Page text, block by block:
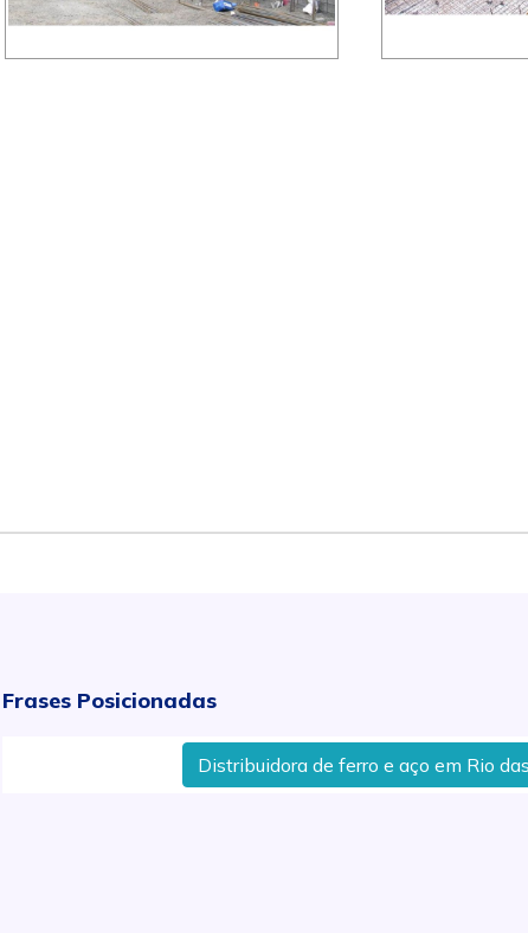
Frases Posicionadas
Distribuidora de ferro e aço em Rio das Pedras